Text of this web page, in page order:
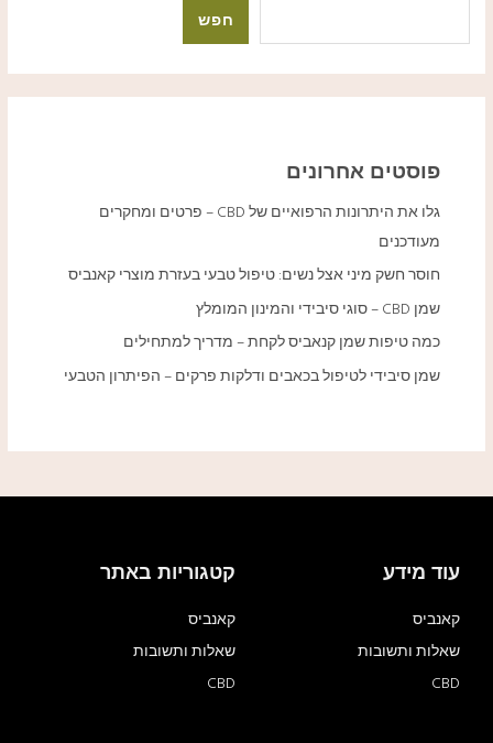
חפש
פוסטים אחרונים
גלו את היתרונות הרפואיים של CBD – פרטים ומחקרים
מעודכנים
חוסר חשק מיני אצל נשים: טיפול טבעי בעזרת מוצרי קאנביס
שמן CBD – סוגי סיבידי והמינון המומלץ
כמה טיפות שמן קנאביס לקחת – מדריך למתחילים
שמן סיבידי לטיפול בכאבים ודלקות פרקים – הפיתרון הטבעי
עוד מידע
קאנביס
שאלות ותשובות
CBD
קטגוריות באתר
קאנביס
שאלות ותשובות
CBD